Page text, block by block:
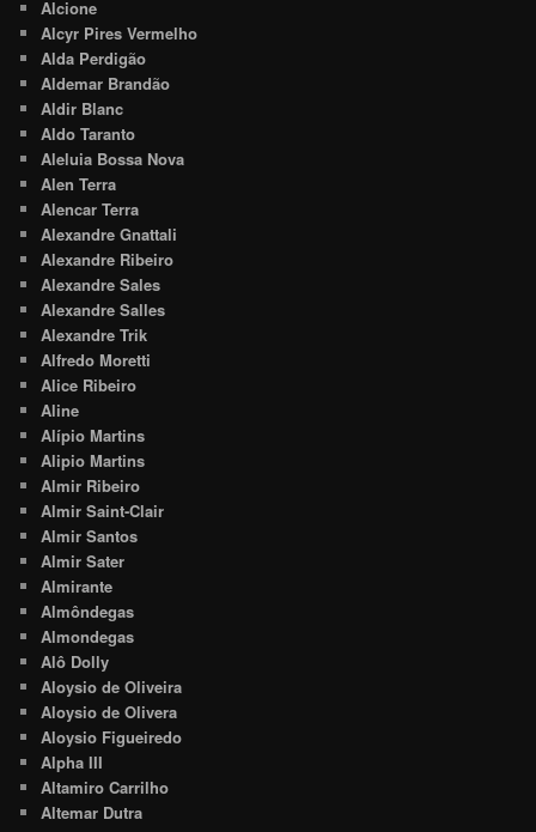
Alcione
Alcyr Pires Vermelho
Alda Perdigão
Aldemar Brandão
Aldir Blanc
Aldo Taranto
Aleluia Bossa Nova
Alen Terra
Alencar Terra
Alexandre Gnattali
Alexandre Ribeiro
Alexandre Sales
Alexandre Salles
Alexandre Trik
Alfredo Moretti
Alice Ribeiro
Aline
Alípio Martins
Alipio Martins
Almir Ribeiro
Almir Saint-Clair
Almir Santos
Almir Sater
Almirante
Almôndegas
Almondegas
Alô Dolly
Aloysio de Oliveira
Aloysio de Olivera
Aloysio Figueiredo
Alpha III
Altamiro Carrilho
Altemar Dutra